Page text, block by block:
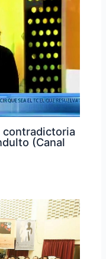
contradictoria
(Canal